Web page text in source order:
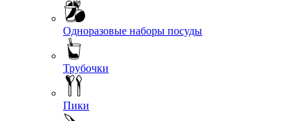
Одноразовые наборы посуды
Трубочки
Пики